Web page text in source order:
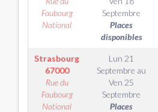
Faubourg
National
Septembre
Places
disponibles
Strasbourg
67000
Rue du
Faubourg
National
Lun 21
Septembre au
Ven 25
Septembre
Places